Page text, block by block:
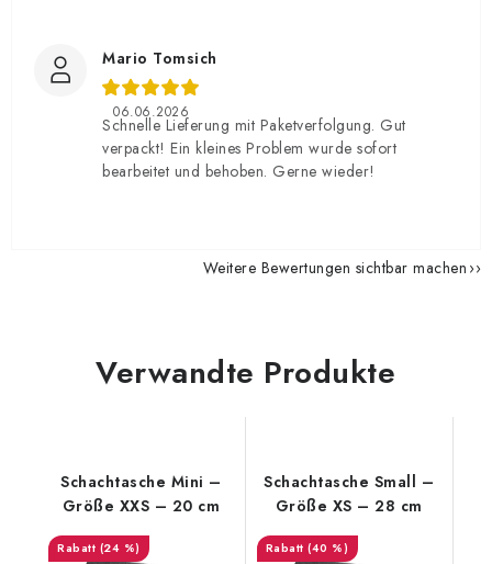
Mario Tomsich
06.06.2026
Schnelle Lieferung mit Paketverfolgung. Gut
verpackt! Ein kleines Problem wurde sofort
bearbeitet und behoben. Gerne wieder!
Weitere Bewertungen sichtbar machen
Verwandte Produkte
Schachtasche Mini –
Größe XXS – 20 cm
(24 %)
Schachtasche Small –
Größe XS – 28 cm
(40 %)